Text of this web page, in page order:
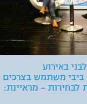
באירוע
ביבי משתמש בצרכים
לבחירות – מראיינת: